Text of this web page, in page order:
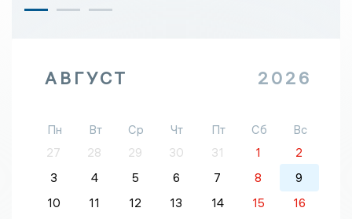
АВГУСТ 2026
Пн Вт Ср Чт Пт Сб
Вс
27
28 29 30 31 1
2
3
4 5 6 7 8
9
10
11 12 13 14 15
16